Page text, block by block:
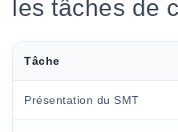
les tâches de
Tâche
Présentation du SMT